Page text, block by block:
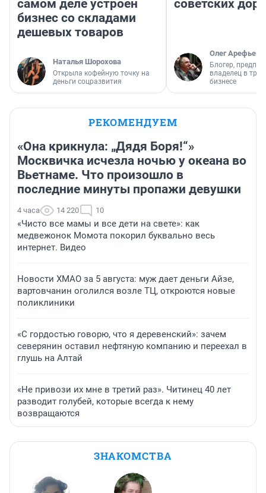
самом деле устроен
бизнес со складами
дешевых товаров
Наталья Шорохова
Открыла кофейную точку на
деньги соцразвития
советских
Олег Арефьев
Блогер,
владелец в
бизнесе
РЕКОМЕНДУЕМ
«Она крикнула: „Дядя Боря!“»
Москвичка исчезла ночью у океана во
Вьетнаме. Что произошло в
последние минуты пропажи девушки
4 часа 14 220 10
«Чисто все мамы и все дети на свете»: как
медвежонок Момота покорил буквально весь
интернет. Видео
Новости ХМАО за 5 августа: муж дает деньги Айзе,
вартовчанин оголился возле ТЦ, откроются новые
поликлиники
«С гордостью говорю, что я деревенский»: зачем
северянин оставил нефтяную компанию и переехал в
глушь на Алтай
«Не привози их мне в третий раз». Читинец 40 лет
разводит голубей, которые всегда к нему
возвращаются
ЗНАКОМСТВА